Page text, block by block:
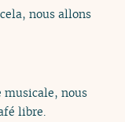
nous allons
musicale, nous
libre.